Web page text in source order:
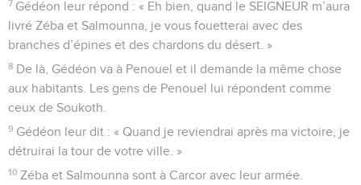
7 Gédéon leur répond : « Eh bien, quand le SEIGNEUR m’aura
livré Zéba et Salmounna, je vous fouetterai avec des
branches d’épines et des chardons du désert. »
8 De là, Gédéon va à Penouel et il demande la même chose
aux habitants. Les gens de Penouel lui répondent comme
ceux de Soukoth.
9 Gédéon leur dit : « Quand je reviendrai après ma victoire, je
détruirai la tour de votre ville. »
10 Zéba et Salmounna sont à Carcor avec leur armée.